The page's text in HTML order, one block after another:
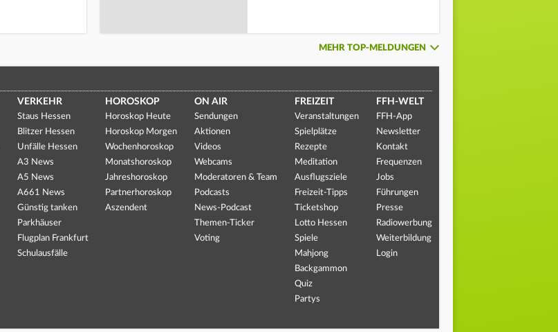
MEHR TOP-MELDUNGEN
VERKEHR
Staus Hessen
Blitzer Hessen
Unfälle Hessen
A3 News
A5 News
A661 News
Günstig tanken
Parkhäuser
Flugplan Frankfurt
Schulausfälle
HOROSKOP
Horoskop Heute
Horoskop Morgen
Wochenhoroskop
Monatshoroskop
Jahreshoroskop
Partnerhoroskop
Aszendent
ON AIR
Sendungen
Aktionen
Videos
Webcams
Moderatoren & Team
Podcasts
News-Podcast
Themen-Ticker
Voting
FREIZEIT
Veranstaltungen
Spielplätze
Rezepte
Meditation
Ausflugsziele
Freizeit-Tipps
Ticketshop
Lotto Hessen
Spiele
Mahjong
Backgammon
Quiz
Partys
FFH-WELT
FFH-App
Newsletter
Kontakt
Frequenzen
Jobs
Führungen
Presse
Radiowerbung
Weiterbildung
Login